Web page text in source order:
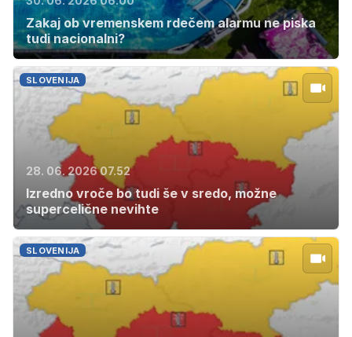
Zakaj ob vremenskem rdečem alarmu ne piska
tudi nacionalni?
SLOVENIJA
28. 06. 2026 07.52
Izredno vroče bo tudi še v sredo, možne
supercelične nevihte
SLOVENIJA